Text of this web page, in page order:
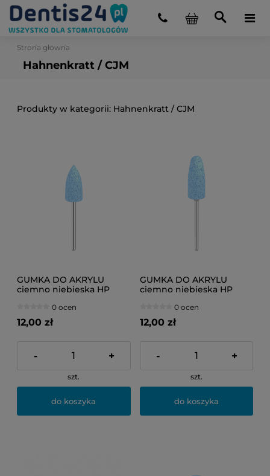
Strona główna
Hahnenkratt / CJM
Hahnenkratt / CJM
GUMKA DO AKRYLU
ciemno niebieska HP
0 ocen
12,00 zł
- +
szt.
do koszyka
GUMKA DO AKRYLU
ciemno niebieska HP
0 ocen
12,00 zł
- +
szt.
do koszyka